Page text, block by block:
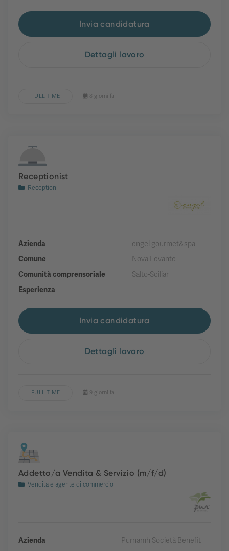
Invia candidatura
Dettagli lavoro
FULL TIME 8 giorni fa
Receptionist
Reception
Azienda
engel gourmet&spa
Comune
Nova Levante
Comunità comprensoriale
Salto-Sciliar
Esperienza
Invia candidatura
Dettagli lavoro
FULL TIME 9 giorni fa
Addetto/a Vendita & Servizio (m/f/d)
Vendita e agente di commercio
Azienda
Purnamh Società Benefit